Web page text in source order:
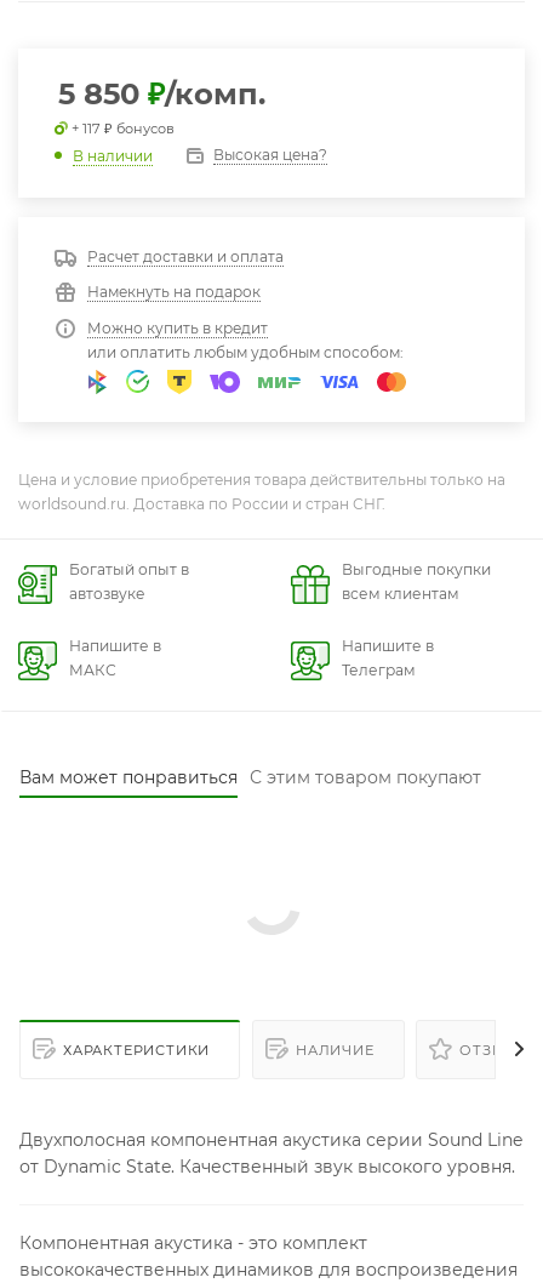
5 850 ₽/комп.
+ 117 ₽ бонусов
В наличии Высокая цена?
Расчет доставки и оплата
Намекнуть на подарок
Можно купить в кредит
или оплатить любым удобным способом:
Цена и условие приобретения товара действительны только на
worldsound.ru. Доставка по России и стран СНГ.
Богатый опыт в
автозвуке
Выгодные покупки
всем клиентам
Напишите в
МАКС
Напишите в
Телеграм
Вам может понравиться С этим товаром покупают
ХАРАКТЕРИСТИКИ НАЛИЧИЕ ОТЗЫВЫ
Двухполосная компонентная акустика серии Sound Line
от Dynamic State. Качественный звук высокого уровня.
Компонентная акустика - это комплект
высококачественных динамиков для воспроизведения